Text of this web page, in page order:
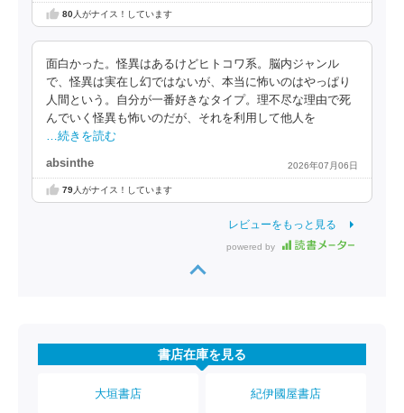
80人がナイス！しています
面白かった。怪異はあるけどヒトコワ系。脳内ジャンル
で、怪異は実在し幻ではないが、本当に怖いのはやっぱり
人間という。自分が一番好きなタイプ。理不尽な理由で死
んでいく怪異も怖いのだが、それを利用して他人を
…続きを読む
absinthe 2026年07月06日
79人がナイス！しています
レビューをもっと見る
powered by
書店在庫を見る
大垣書店 紀伊國屋書店